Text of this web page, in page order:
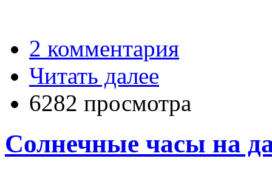
2 комментария
Читать далее
6282 просмотра
Солнечные часы на